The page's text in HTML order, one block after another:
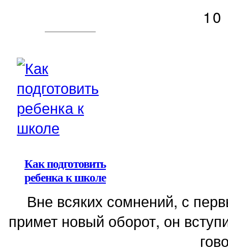
Как подготовить
ребенка к школе
Вне всяких сомнений, с
примет новый оборот, он